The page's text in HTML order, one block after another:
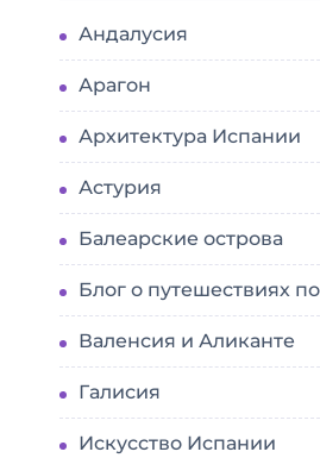
Андалусия
Арагон
Архитектура Испании
Астурия
Балеарские острова
Блог о путешествиях
Валенсия и Аликанте
Галисия
Искусство Испании